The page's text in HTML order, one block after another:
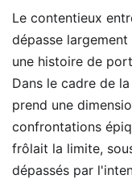
Le contentieux
dépasse
une histoire de
Dans le cadre de
prend une
confrontations
frôlait la limite,
dépassés par